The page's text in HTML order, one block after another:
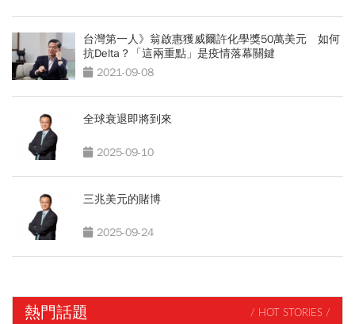
台灣第一人》翁啟惠獲威爾許化學獎50萬美元 如何
抗Delta？「這兩重點」是疫情落幕關鍵
2021-09-08
全球衰退即將到來
2025-09-10
三兆美元的賭博
2025-09-24
熱門話題 / HOT STORIES /